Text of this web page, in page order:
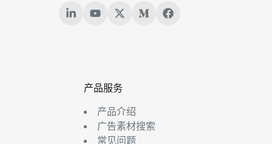
产品服务
产品介绍
广告素材搜索
常见问题